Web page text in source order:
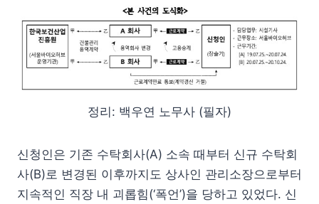
정리: 백우연 노무사 (필자)
신청인은 기존 수탁회사(A) 소속 때부터 신규 수탁회
사(B)로 변경된 이후까지도 상사인 관리소장으로부터
지속적인 직장 내 괴롭힘(‘폭언’)을 당하고 있었다. 신